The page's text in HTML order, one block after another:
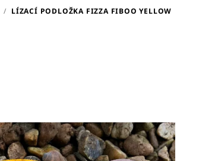
/ LÍZACÍ PODLOŽKA FIZZA FIBOO YELLOW